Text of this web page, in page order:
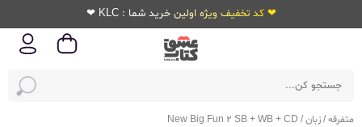
❤ کد تخفیف ویژه اولین خرید شما : KLC ❤
متفرقه/زبان/
New Big Fun 2 SB + WB + CD